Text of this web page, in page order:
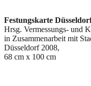
Festungskarte
Hrsg. Vermessungs- und
in Zusammenarbeit mit
Düsseldorf 2008,
68 cm x 100 cm